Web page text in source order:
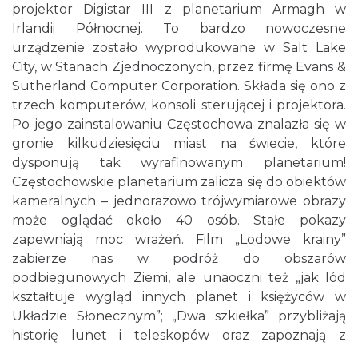
projektor Digistar III z planetarium Armagh w
Irlandii Północnej. To bardzo nowoczesne
urządzenie zostało wyprodukowane w Salt Lake
City, w Stanach Zjednoczonych, przez firmę Evans &
Sutherland Computer Corporation. Składa się ono z
trzech komputerów, konsoli sterującej i projektora.
Po jego zainstalowaniu Częstochowa znalazła się w
gronie kilkudziesięciu miast na świecie, które
dysponują tak wyrafinowanym planetarium!
Częstochowskie planetarium zalicza się do obiektów
kameralnych – jednorazowo trójwymiarowe obrazy
może oglądać około 40 osób. Stałe pokazy
zapewniają moc wrażeń. Film „Lodowe krainy”
zabierze nas w podróż do obszarów
podbiegunowych Ziemi, ale unaoczni też „jak lód
kształtuje wygląd innych planet i księżyców w
Układzie Słonecznym”; „Dwa szkiełka” przybliżają
historię lunet i teleskopów oraz zapoznają z